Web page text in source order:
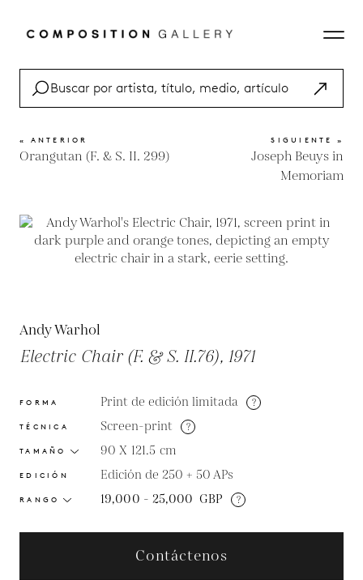
« ANTERIOR
Orangutan (F. & S. II. 299)
SIGUIENTE »
Joseph Beuys in
Memoriam
Andy Warhol
Electric Chair (F. & S. II.76), 1971
FORMA Print de edición limitada ?
TÉCNICA Screen-print ?
TAMAÑO 90 X 121.5 cm
EDICIÓN Edición de 250 + 50 APs
RANGO 19,000 - 25,000 GBP ?
Contáctenos